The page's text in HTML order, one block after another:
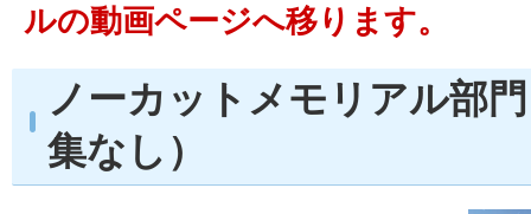
ルの動画ページへ移ります。
ノーカットメモリアル部
集なし）